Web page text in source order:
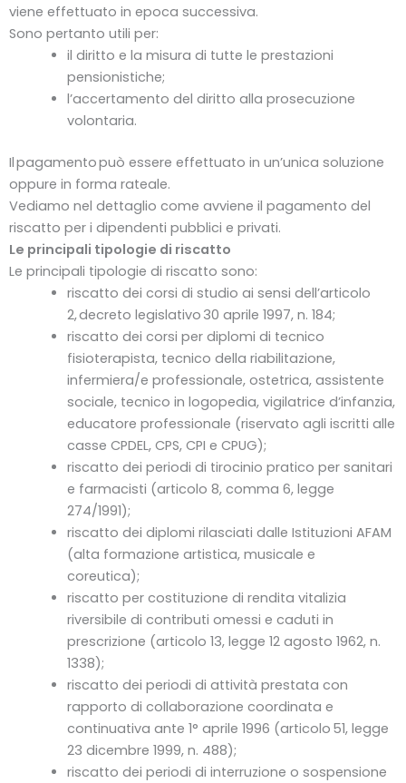
viene effettuato in epoca successiva.
Sono pertanto utili per:
il diritto e la misura di tutte le prestazioni
pensionistiche;
l’accertamento del diritto alla prosecuzione
volontaria.
Il pagamento può essere effettuato in un’unica soluzione
oppure in forma rateale.
Vediamo nel dettaglio come avviene il pagamento del
riscatto per i dipendenti pubblici e privati.
Le principali tipologie di riscatto
Le principali tipologie di riscatto sono:
riscatto dei corsi di studio ai sensi dell’articolo
2, decreto legislativo 30 aprile 1997, n. 184;
riscatto dei corsi per diplomi di tecnico
fisioterapista, tecnico della riabilitazione,
infermiera/e professionale, ostetrica, assistente
sociale, tecnico in logopedia, vigilatrice d’infanzia,
educatore professionale (riservato agli iscritti alle
casse CPDEL, CPS, CPI e CPUG);
riscatto dei periodi di tirocinio pratico per sanitari
e farmacisti (articolo 8, comma 6, legge
274/1991);
riscatto dei diplomi rilasciati dalle Istituzioni AFAM
(alta formazione artistica, musicale e
coreutica);
riscatto per costituzione di rendita vitalizia
riversibile di contributi omessi e caduti in
prescrizione (articolo 13, legge 12 agosto 1962, n.
1338);
riscatto dei periodi di attività prestata con
rapporto di collaborazione coordinata e
continuativa ante 1° aprile 1996 (articolo 51, legge
23 dicembre 1999, n. 488);
riscatto dei periodi di interruzione o sospensione